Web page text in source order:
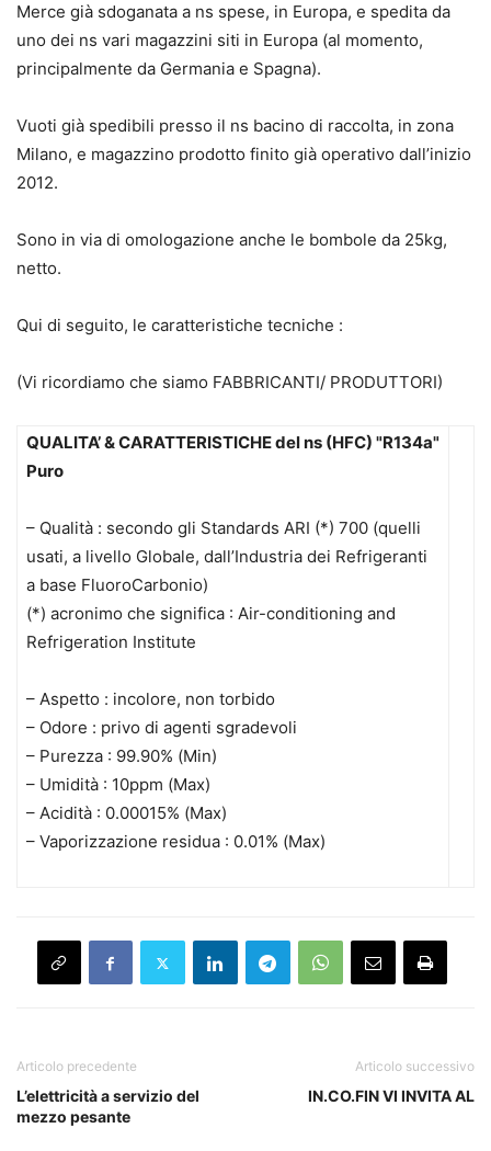
Merce già sdoganata a ns spese, in Europa, e spedita da
uno dei ns vari magazzini siti in Europa (al momento,
principalmente da Germania e Spagna).
Vuoti già spedibili presso il ns bacino di raccolta, in zona
Milano, e magazzino prodotto finito già operativo dall’inizio
2012.
Sono in via di omologazione anche le bombole da 25kg,
netto.
Qui di seguito, le caratteristiche tecniche :
(Vi ricordiamo che siamo FABBRICANTI/ PRODUTTORI)
QUALITA’ & CARATTERISTICHE del ns (HFC) "R134a"
Puro
– Qualità : secondo gli Standards ARI (*) 700 (quelli
usati, a livello Globale, dall’Industria dei Refrigeranti
a base FluoroCarbonio)
(*) acronimo che significa : Air-conditioning and
Refrigeration Institute
– Aspetto : incolore, non torbido
– Odore : privo di agenti sgradevoli
– Purezza : 99.90% (Min)
– Umidità : 10ppm (Max)
– Acidità : 0.00015% (Max)
– Vaporizzazione residua : 0.01% (Max)
Articolo precedente
L’elettricità a servizio del
mezzo pesante
Articolo successivo
IN.CO.FIN VI INVITA AL